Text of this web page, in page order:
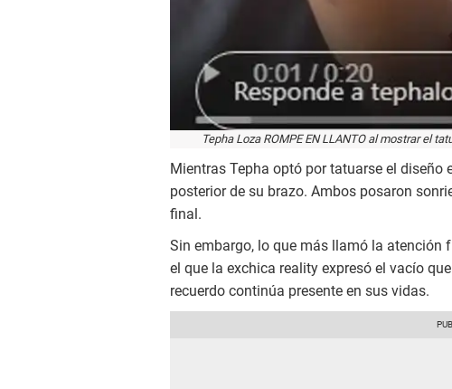
Tepha Loza ROMPE EN LLANTO al mostrar el
Mientras Tepha optó por tatuarse el diseño
posterior de su brazo. Ambos posaron
final.
Sin embargo, lo que más llamó la atención
el que la exchica reality expresó el vacío
recuerdo continúa presente en sus vidas.